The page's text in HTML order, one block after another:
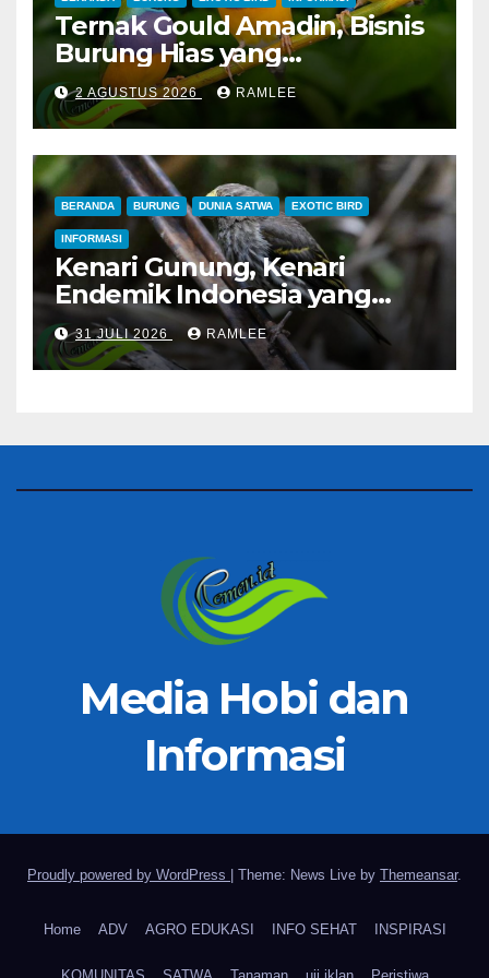
Ternak Gould Amadin, Bisnis
Burung Hias yang
Menguntungkan
2 AGUSTUS 2026 RAMLEE
BERANDA BURUNG DUNIA SATWA EXOTIC BIRD
INFORMASI
Kenari Gunung, Kenari
Endemik Indonesia yang
Sangat Sulit Dipelihara
31 JULI 2026 RAMLEE
Media Hobi dan
Informasi
Proudly powered by WordPress Theme: News Live by Themeansar.
Home ADV AGRO EDUKASI INFO SEHAT INSPIRASI